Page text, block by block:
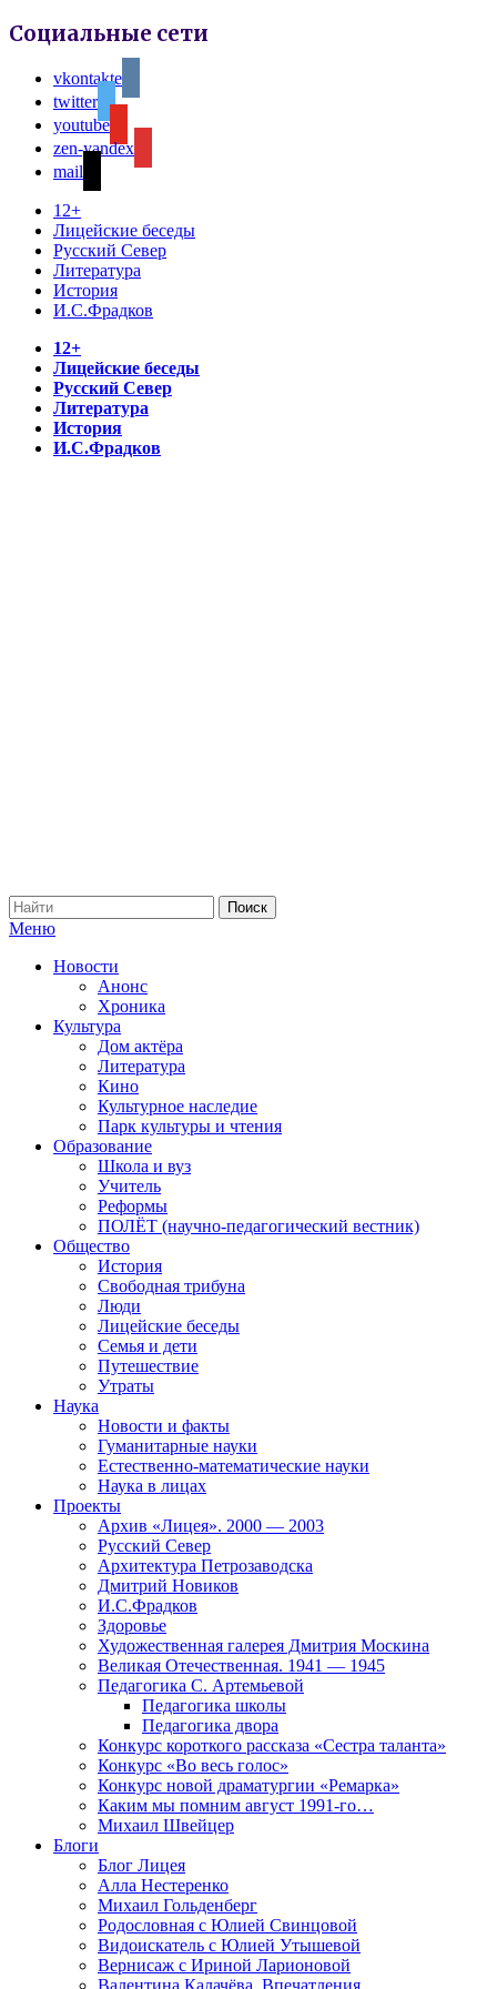
Социальные сети
vkontakte
twitter
youtube
zen-yandex
mail
12+
Лицейские беседы
Русский Север
Литература
История
И.С.Фрадков
12+
Лицейские беседы
Русский Север
Литература
История
И.С.Фрадков
Меню
Новости
Анонс
Хроника
Культура
Дом актёра
Литература
Кино
Культурное наследие
Парк культуры и чтения
Образование
Школа и вуз
Учитель
Реформы
ПОЛЁТ (научно-педагогический вестник)
Общество
История
Свободная трибуна
Люди
Лицейские беседы
Семья и дети
Путешествие
Утраты
Наука
Новости и факты
Гуманитарные науки
Естественно-математические науки
Наука в лицах
Проекты
Архив «Лицея». 2000 — 2003
Русский Север
Архитектура Петрозаводска
Дмитрий Новиков
И.С.Фрадков
Здоровье
Художественная галерея Дмитрия Москина
Великая Отечественная. 1941 — 1945
Педагогика С. Артемьевой
Педагогика школы
Педагогика двора
Конкурс короткого рассказа «Сестра таланта»
Конкурс «Во весь голос»
Конкурс новой драматургии «Ремарка»
Каким мы помним август 1991-го…
Михаил Швейцер
Блоги
Блог Лицея
Алла Нестеренко
Михаил Гольденберг
Родословная с Юлией Свинцовой
Видоискатель с Юлией Утышевой
Вернисаж с Ириной Ларионовой